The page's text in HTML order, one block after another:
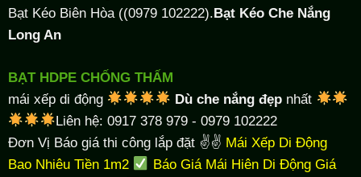
Bạt Kéo Biên Hòa ((0979 102222).Bạt Kéo Che Nắng
Long An
BẠT HDPE CHỐNG THẤM
mái xếp di động Dù che nắng đẹp nhất
Liên hệ: 0917 378 979 - 0979 102222
Đơn Vị Báo giá thi công lắp đặt ✌✌ Mái Xếp Di Động
Bao Nhiêu Tiền 1m2
Báo Giá Mái Hiên Di Động Giá